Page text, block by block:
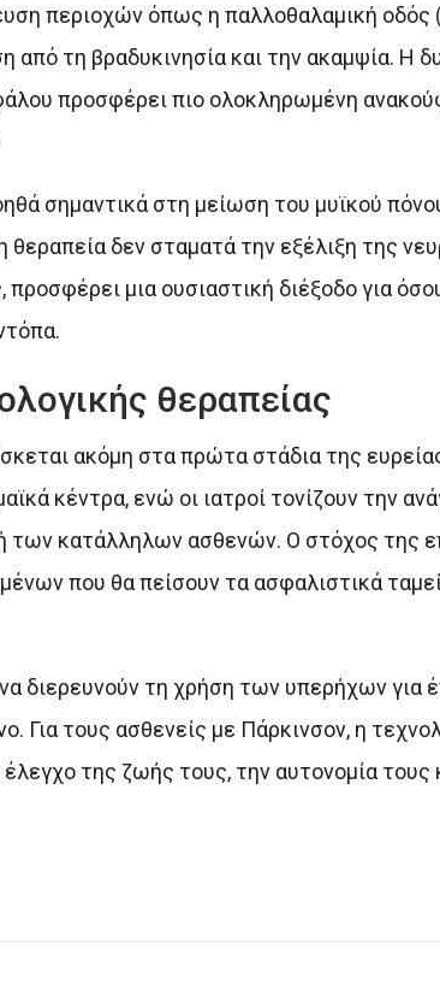
περιοχών όπως η παλλοθαλαμική οδός
από τη βραδυκινησία και την ακαμψία. Η
προσφέρει πιο ολοκληρωμένη
σημαντικά στη μείωση του μυϊκού
δεν σταματά την εξέλιξη της
μια ουσιαστική διέξοδο για
θεραπείας
ακόμη στα πρώτα στάδια της
κέντρα, ενώ οι ιατροί τονίζουν την
των κατάλληλων ασθενών. Ο στόχος της
που θα πείσουν τα ασφαλιστικά
διερευνούν τη χρήση των υπερήχων για
τους ασθενείς με Πάρκινσον, η
της ζωής τους, την αυτονομία τους